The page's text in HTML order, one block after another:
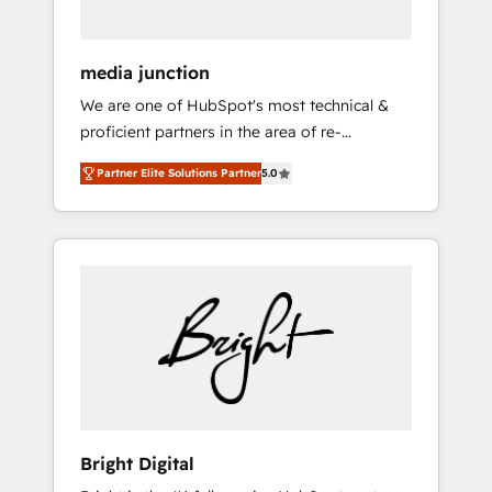
media junction
We are one of HubSpot's most technical &
proficient partners in the area of re-
platforming, website design & development.
We specialize in multi-hub implementations
for mid-market & enterprise companies. We
are woman-owned, powered by coffee, and
Impact Award 🏆2022 Technical Expertise
Impact Award 🏆2022 Platform Migration
Excellence Impact Award 🏆2020 Elite
Solutions Partner 🏆2019 Integrations
Website Design HubSpot Impact Award 🏆
Partner Elite Solutions Partner5.0
Bright Digital